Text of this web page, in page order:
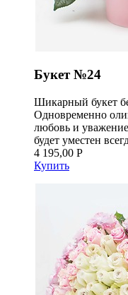
Букет №24
Шикарный букет
Одновременно
любовь и
будет уместен
4 195,00 Р
Купить